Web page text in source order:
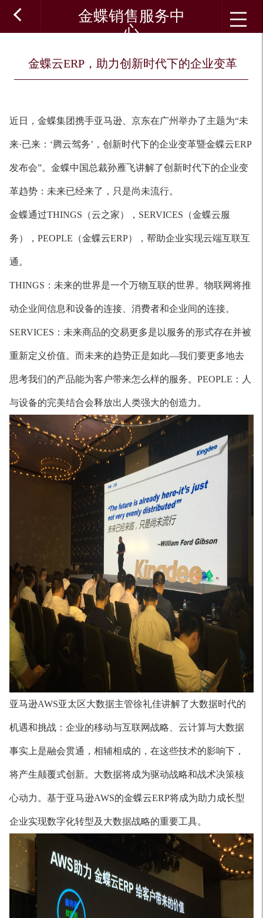
金蝶销售服务中
心
金蝶云ERP，助力创新时代下的企业变革
近日，金蝶集团携手亚马逊、京东在广州举办了主题为“未
来·已来：‘腾云驾务’，创新时代下的企业变革暨金蝶云ERP
发布会”。金蝶中国总裁孙雁飞讲解了创新时代下的企业变
革趋势：未来已经来了，只是尚未流行。
金蝶通过THINGS（云之家），SERVICES（金蝶云服
务），PEOPLE（金蝶云ERP），帮助企业实现云端互联互
通。
THINGS：未来的世界是一个万物互联的世界。物联网将推
动企业间信息和设备的连接、消费者和企业间的连接。
SERVICES：未来商品的交易更多是以服务的形式存在并被
重新定义价值。而未来的趋势正是如此—我们要更多地去
思考我们的产品能为客户带来怎么样的服务。PEOPLE：人
与设备的完美结合会释放出人类强大的创造力。
亚马逊AWS亚太区大数据主管徐礼佳讲解了大数据时代的
机遇和挑战：企业的移动与互联网战略、云计算与大数据
事实上是融会贯通，相辅相成的，在这些技术的影响下，
将产生颠覆式创新。大数据将成为驱动战略和战术决策核
心动力。基于亚马逊AWS的金蝶云ERP将成为助力成长型
企业实现数字化转型及大数据战略的重要工具。